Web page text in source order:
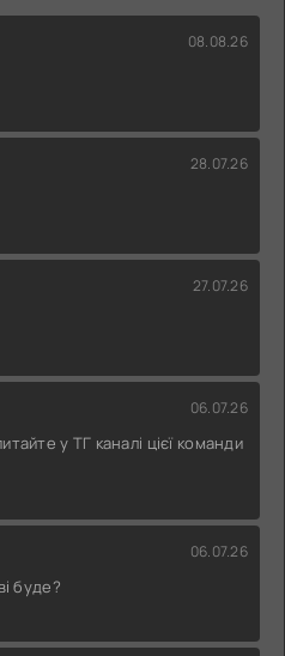
08.08.26
28.07.26
27.07.26
06.07.26
у ТГ каналі цієї команди
06.07.26
буде?